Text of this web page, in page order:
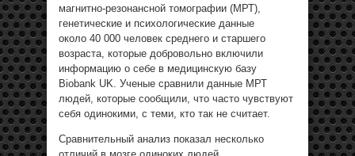
магнитно-резонансной томографии (МРТ),
генетические и психологические данные
около 40 000 человек среднего и старшего
возраста, которые добровольно включили
информацию о себе в медицинскую базу
Biobank UK. Ученые сравнили данные МРТ
людей, которые сообщили, что часто чувствуют
себя одинокими, с теми, кто так не считает.
Сравнительный анализ показал несколько